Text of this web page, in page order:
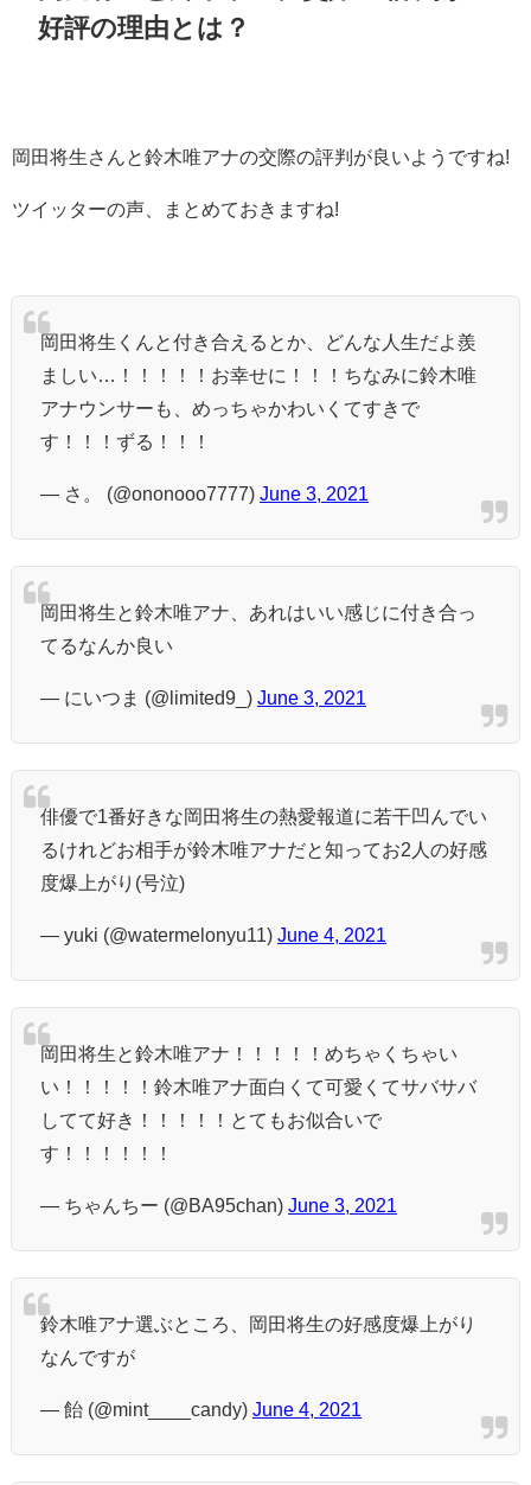
好評の理由とは？
岡田将生さんと鈴木唯アナの交際の評判が良いようですね!
ツイッターの声、まとめておきますね!
岡田将生くんと付き合えるとか、どんな人生だよ羨
ましい…！！！！！お幸せに！！！ちなみに鈴木唯
アナウンサーも、めっちゃかわいくてすきで
す！！！ずる！！！
— さ。 (@ononooo7777) June 3, 2021
岡田将生と鈴木唯アナ、あれはいい感じに付き合っ
てるなんか良い
— にいつま (@limited9_) June 3, 2021
俳優で1番好きな岡田将生の熱愛報道に若干凹んでい
るけれどお相手が鈴木唯アナだと知ってお2人の好感
度爆上がり(号泣)
— yuki (@watermelonyu11) June 4, 2021
岡田将生と鈴木唯アナ！！！！！めちゃくちゃい
い！！！！！鈴木唯アナ面白くて可愛くてサバサバ
してて好き！！！！！とてもお似合いで
す！！！！！！
— ちゃんちー (@BA95chan) June 3, 2021
鈴木唯アナ選ぶところ、岡田将生の好感度爆上がり
なんですが
— 飴 (@mint____candy) June 4, 2021